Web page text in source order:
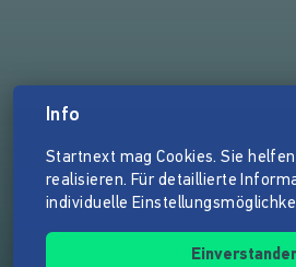
Info
Startnext mag Cookies. Sie
realisieren. Für detaillierte
individuelle